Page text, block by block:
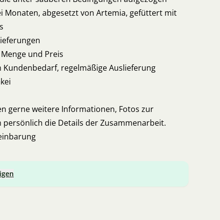
Monaten, abgesetzt von Artemia, gefüttert mit
und Preis
regelmäßige Auslieferung
gerne weitere Informationen, Fotos zur
die Details der Zusammenarbeit.